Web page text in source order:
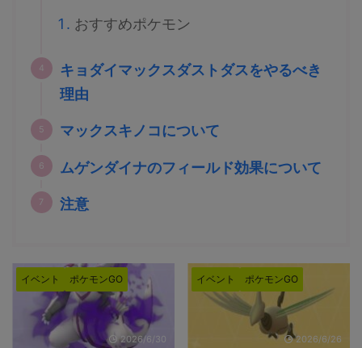
おすすめポケモン
キョダイマックスダストダスをやるべき
理由
マックスキノコについて
ムゲンダイナのフィールド効果について
注意
イベント ポケモンGO
2026/6/26
イベント ポケモンGO
2026/5/28